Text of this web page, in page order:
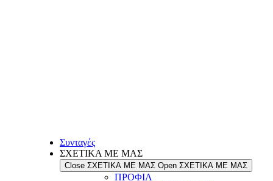
Συνταγές
ΣΧΕΤΙΚΑ ΜΕ ΜΑΣ
Close ΣΧΕΤΙΚΑ ΜΕ ΜΑΣ Open ΣΧΕΤΙΚΑ ΜΕ ΜΑΣ
ΠΡΟΦΙΛ